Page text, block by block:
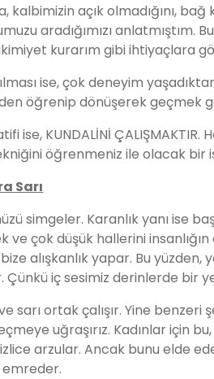
kalbimizin açık olmadığını,
aradığımızı anlatmıştım.
kurarım gibi ihtiyaçlara
ise, çok deneyim
öğrenip dönüşerek geçmek
ise, KUNDALİNİ
öğrenmeniz ile olacak bir
Sarı
simgeler. Karanlık yanı ise
ve çok düşük hallerini
alışkanlık yapar. Bu
iç sesimiz derinlerde bir
sarı ortak çalışır. Yine
uğraşırız. Kadınlar için
arzular. Ancak bunu elde
emreder.